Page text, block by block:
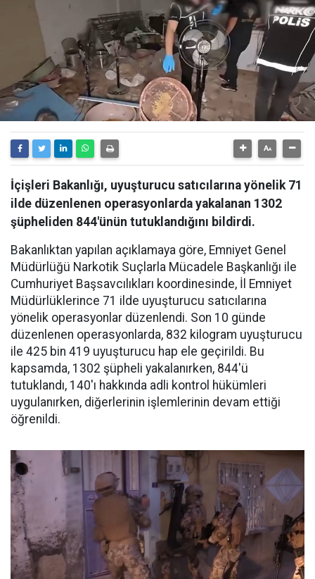
İçişleri Bakanlığı, uyuşturucu satıcılarına yönelik 71
ilde düzenlenen operasyonlarda yakalanan 1302
şüpheliden 844'ünün tutuklandığını bildirdi.
Bakanlıktan yapılan açıklamaya göre, Emniyet Genel
Müdürlüğü Narkotik Suçlarla Mücadele Başkanlığı ile
Cumhuriyet Başsavcılıkları koordinesinde, İl Emniyet
Müdürlüklerince 71 ilde uyuşturucu satıcılarına
yönelik operasyonlar düzenlendi. Son 10 günde
düzenlenen operasyonlarda, 832 kilogram uyuşturucu
ile 425 bin 419 uyuşturucu hap ele geçirildi. Bu
kapsamda, 1302 şüpheli yakalanırken, 844'ü
tutuklandı, 140'ı hakkında adli kontrol hükümleri
uygulanırken, diğerlerinin işlemlerinin devam ettiği
öğrenildi.